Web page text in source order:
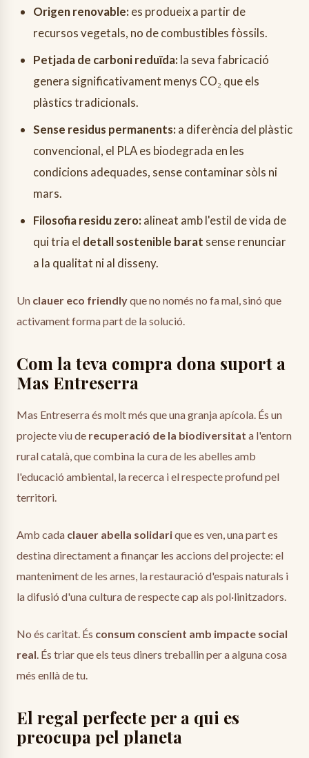
Origen renovable: es produeix a partir de
recursos vegetals, no de combustibles fòssils.
Petjada de carboni reduïda: la seva fabricació
genera significativament menys CO₂ que els
plàstics tradicionals.
Sense residus permanents: a diferència del plàstic
convencional, el PLA es biodegrada en les
condicions adequades, sense contaminar sòls ni
mars.
Filosofia residu zero: alineat amb l'estil de vida de
qui tria el detall sostenible barat sense renunciar
a la qualitat ni al disseny.
Un clauer eco friendlyque no només no fa mal, sinó que
activament forma part de la solució.
Com la teva compra dona suport a
Mas Entreserra
Mas Entreserra és molt més que una granja apícola. És un
projecte viu de recuperació de la biodiversitat a l'entorn
rural català, que combina la cura de les abelles amb
l'educació ambiental, la recerca i el respecte profund pel
territori.
Amb cada clauer abella solidarique es ven, una part es
destina directament a finançar les accions del projecte: el
manteniment de les arnes, la restauració d'espais naturals i
la difusió d'una cultura de respecte cap als pol·linitzadors.
No és caritat. És consum conscient amb impacte social
real. És triar que els teus diners treballin per a alguna cosa
més enllà de tu.
El regal perfecte per a qui es
preocupa pel planeta